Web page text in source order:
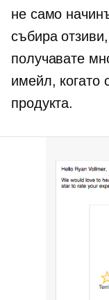
не само
събира
получавате
имейл, когато
продукта.